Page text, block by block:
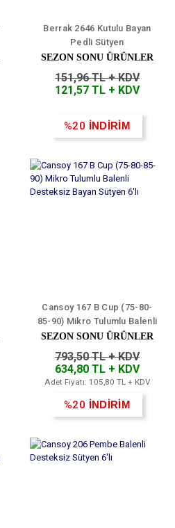
Berrak 2646 Kutulu Bayan
Pedli Sütyen
SEZON SONU ÜRÜNLER
151,96 TL + KDV
121,57 TL + KDV
%20 İNDİRİM
Cansoy 167 B Cup (75-80-
85-90) Mikro Tulumlu Balenli
Desteksiz Bayan Sütyen 6'lı
SEZON SONU ÜRÜNLER
793,50 TL + KDV
634,80 TL + KDV
Adet Fiyatı: 105,80 TL + KDV
%20 İNDİRİM